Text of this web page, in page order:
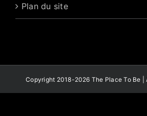
Plan du site
Copyright 2018-2026 The Place To Be |